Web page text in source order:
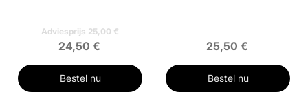
Adviesprijs 25,00 €
24,50 €
Bestel nu
25,50 €
Bestel nu